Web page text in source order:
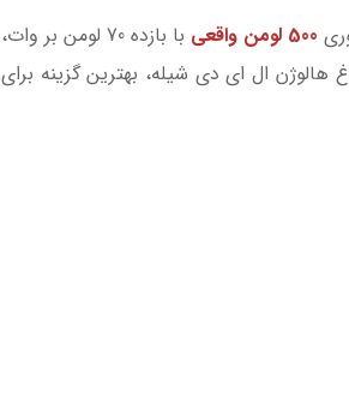
500 لومن واقعی
با بازده 70 لومن بر وات،
ال ای دی شیله، بهترین گزینه برای